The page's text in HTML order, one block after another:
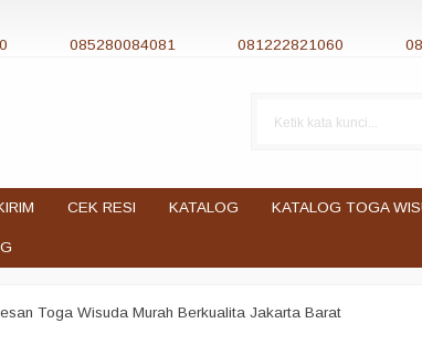
085280084081 081222821060
CEK RESI KATALOG KATALOG TOGA
Toga Wisuda Murah Berkualita Jakarta Barat